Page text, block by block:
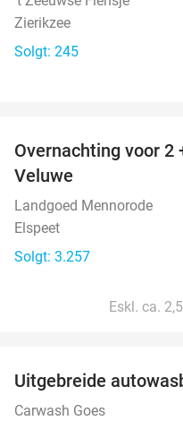
Zierikzee
Solgt: 245
Overnachting voor 2
Veluwe
Landgoed Mennorode
Elspeet
Solgt: 3.257
Eskl. ca.
Uitgebreide
Carwash Goes